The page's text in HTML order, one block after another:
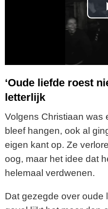
‘Oude liefde roest
letterlijk
Volgens Christiaan was
bleef hangen, ook al
eigen kant op. Ze
oog, maar het idee dat
helemaal verdwenen.
Dat gezegde over oude